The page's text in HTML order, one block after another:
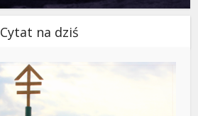
Cytat na dziś